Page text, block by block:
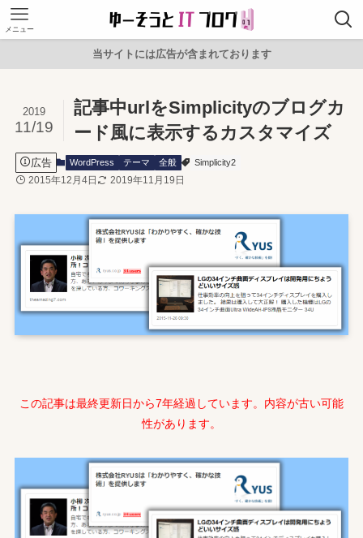
メニュー
当サイトには広告が含まれております
記事中urlをSimplicityのブログカ
ード風に表示するカスタマイズ
2019
11/19
広告 WordPress テーマ 全般 Simplicity2
2015年12月4日 2019年11月19日
この記事は最終更新日から7年経過しています。内容が古い可能
性があります。